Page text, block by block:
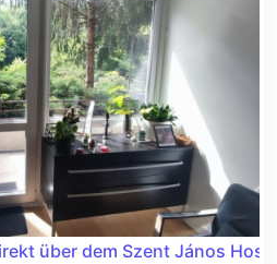
über dem Szent János